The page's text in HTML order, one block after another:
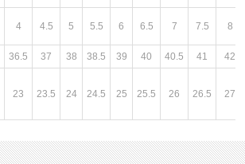
4 4.5 5 5.5 6 6.5 7 7.5 8
36.5 37 38 38.5 39 40 40.5 41 42
23 23.5 24 24.5 25 25.5 26 26.5 27